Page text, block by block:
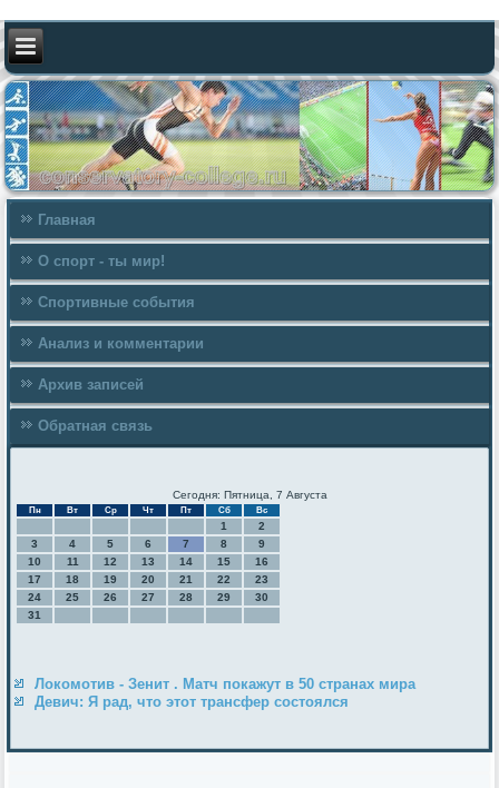
Главная
О спорт - ты мир!
Спортивные события
Анализ и комментарии
Архив записей
Обратная связь
Сегодня: Пятница, 7 Августа
Пн Вт Ср Чт Пт Сб Вс
1
2
3
4 5 6 7 8
9
10
11 12 13 14 15
16
17
18 19 20 21 22
23
24
25 26 27 28 29
30
31
Локомотив - Зенит . Матч покажут в 50 странах мира
Девич: Я рад, что этот трансфер состоялся